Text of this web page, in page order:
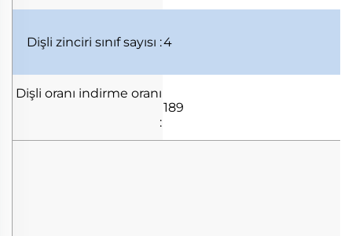
Dişli zinciri sınıf sayısı :4
Dişli oranı indirme oranı
:
189